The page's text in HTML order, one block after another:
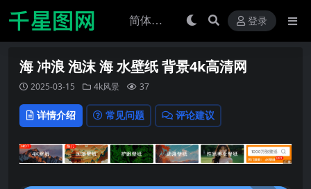
登录
海 冲浪 泡沫 海 水壁纸 背景4k高清网
2025-03-15 4k风景 37
详情介绍 常见问题 评论建议